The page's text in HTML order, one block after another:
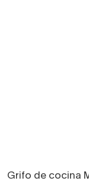
Grifo de cocina